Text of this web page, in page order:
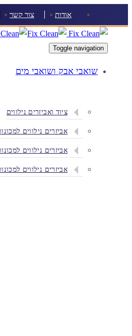
links
to
אודות צור קשר
Toggle navigation
שואבי אבק ושואבי מים
ציוד ואביזרים נילווים
אביזרים נילווים
אביזרים נילווים
אביזרים נילווים